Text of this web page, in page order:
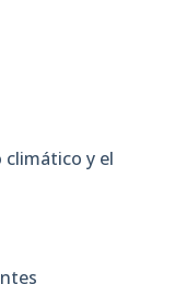
climático y el